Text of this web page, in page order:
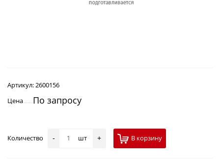
Артикул:2600156
Цена
По запросу
Количество - шт + В корзину